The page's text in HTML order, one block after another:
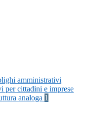
amministrativi
per cittadini e imprese
analoga 1